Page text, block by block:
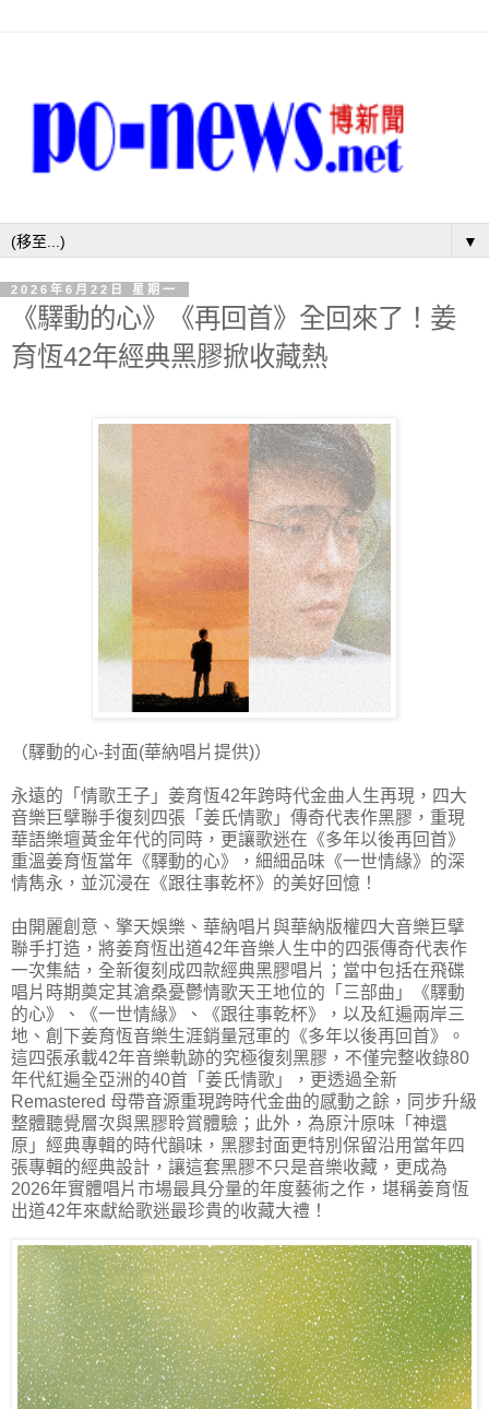
▼
2026年6月22日 星期一
《驛動的心》《再回首》全回來了！姜
育恆42年經典黑膠掀收藏熱
（驛動的心-封面(華納唱片提供)）
永遠的「情歌王子」姜育恆42年跨時代金曲人生再現，四大
音樂巨擘聯手復刻四張「姜氏情歌」傳奇代表作黑膠，重現
華語樂壇黃金年代的同時，更讓歌迷在《多年以後再回首》
重溫姜育恆當年《驛動的心》，細細品味《一世情緣》的深
情雋永，並沉浸在《跟往事乾杯》的美好回憶！
由開麗創意、擎天娛樂、華納唱片與華納版權四大音樂巨擘
聯手打造，將姜育恆出道42年音樂人生中的四張傳奇代表作
一次集結，全新復刻成四款經典黑膠唱片；當中包括在飛碟
唱片時期奠定其滄桑憂鬱情歌天王地位的「三部曲」《驛動
的心》、《一世情緣》、《跟往事乾杯》，以及紅遍兩岸三
地、創下姜育恆音樂生涯銷量冠軍的《多年以後再回首》。
這四張承載42年音樂軌跡的究極復刻黑膠，不僅完整收錄80
年代紅遍全亞洲的40首「姜氏情歌」，更透過全新
Remastered 母帶音源重現跨時代金曲的感動之餘，同步升級
整體聽覺層次與黑膠聆賞體驗；此外，為原汁原味「神還
原」經典專輯的時代韻味，黑膠封面更特別保留沿用當年四
張專輯的經典設計，讓這套黑膠不只是音樂收藏，更成為
2026年實體唱片市場最具分量的年度藝術之作，堪稱姜育恆
出道42年來獻給歌迷最珍貴的收藏大禮！